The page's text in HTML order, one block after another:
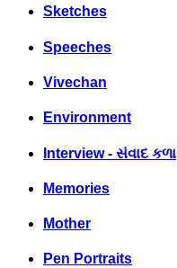
Sketches
Speeches
Vivechan
Environment
Interview - સંવાદ કળા
Memories
Mother
Pen Portraits